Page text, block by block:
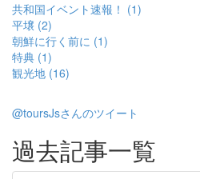
共和国イベント速報！ (1)
平壌 (2)
朝鮮に行く前に (1)
特典 (1)
観光地 (16)
@toursJsさんのツイート
過去記事一覧